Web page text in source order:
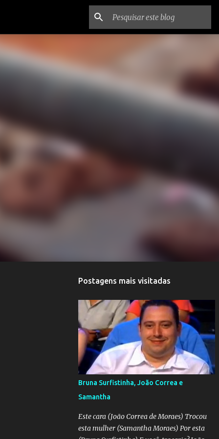
Postagens mais visitadas
Bruna Surfistinha, João Correa e
Samantha
Este cara (João Correa de Moraes) Trocou
esta mulher (Samantha Moraes) Por esta